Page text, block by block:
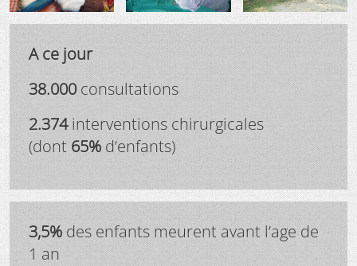
A ce jour
38.000consultations
2.374interventions chirurgicales
(dont 65% d’enfants)
3,5% des enfants meurent avant l’age de
1 an